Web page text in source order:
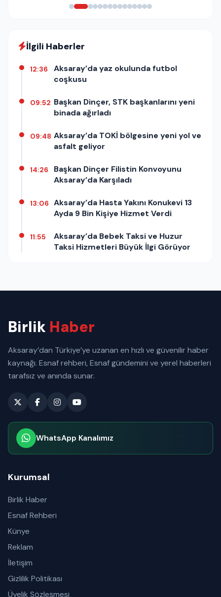
İlgili Haberler
12:36
Aksaray’da yaz okulunda futbol
coşkusu
09:52 Başkan Dinçer, STK başkanlarını yeni
binada ağırladı
09:48 Aksaray’da TOKİ bölgesine yeni yol ve
asfalt geliyor
14:26
Başkan Dinçer Filistin Konvoyunu
Aksaray’da Karşıladı
13:06
Aksaray’da Hasta Yakını Konukevi 13
Ayda 9 Bin Kişiye Hizmet Verdi
11:55
Aksaray’da Bebek Taksi ve Huzur
Taksi Hizmetleri Büyük İlgi Görüyor
Birlik Haber
Aksaray’dan Türkiye’ye uzanan en hızlı ve güvenilir haber
kaynağı. Esnaf rehberi, Esnaf gündemini ve yerel haberleri
tarafsız ve anında sunar.
WhatsApp Kanalımız
Kurumsal
Birlik Haber
Esnaf Rehberi
Künye
Reklam
İletişim
Gizlilik Politikası
Üyelik Sözleşmesi